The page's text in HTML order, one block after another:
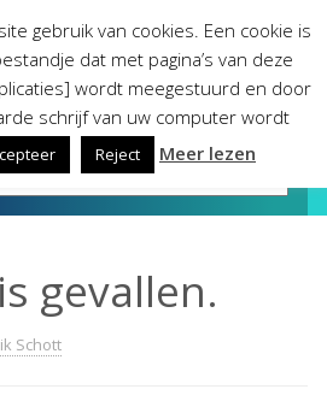
gevallen.
Schott
gebruik van cookies. Een cookie is
dat met pagina’s van deze
wordt meegestuurd en door
schrijf van uw computer wordt
Reject Meer lezen